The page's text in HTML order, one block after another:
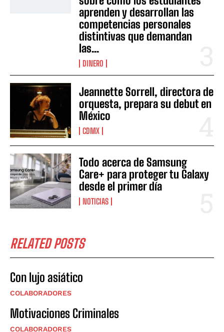
aprenden y desarrollan las
competencias personales
distintivas que demandan
las...
DINERO
Jeannette Sorrell, directora de
orquesta, prepara su debut en
México
CDMX
Todo acerca de Samsung
Care+ para proteger tu Galaxy
desde el primer día
NOTICIAS
RELATED POSTS
Con lujo asiático
COLABORADORES
Motivaciones Criminales
COLABORADORES